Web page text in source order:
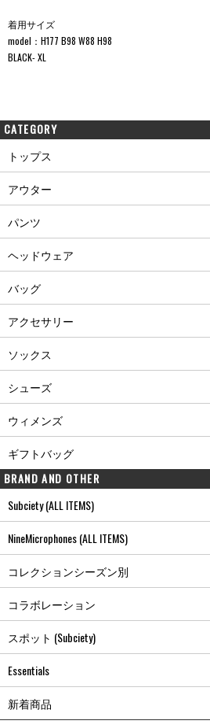
着用サイズ
model：H177 B98 W88 H98
BLACK- XL
CATEGORY
トップス
アウター
パンツ
ヘッドウェア
バッグ
アクセサリー
ソックス
シューズ
ウィメンズ
ギフトバッグ
BRAND AND OTHER
Subciety (ALL ITEMS)
NineMicrophones (ALL ITEMS)
コレクションシーズン別
コラボレーション
スポット (Subciety)
Essentials
新着商品